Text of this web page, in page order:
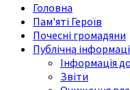
Головна
Пам'яті Героїв
Почесні громадяни
Публічна
Інформація
Звіти